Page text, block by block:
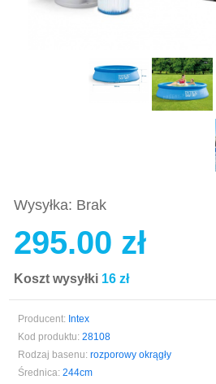
Wysyłka: Brak
295.00 zł
Koszt wysyłki 16 zł
Producent: Intex
Kod produktu: 28108
Rodzaj basenu: rozporowy okrągły
Średnica: 244cm